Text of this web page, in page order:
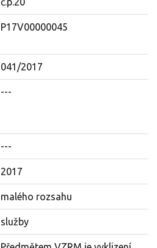
P17V00000045
041/2017
---
---
2017
malého rozsahu
služby